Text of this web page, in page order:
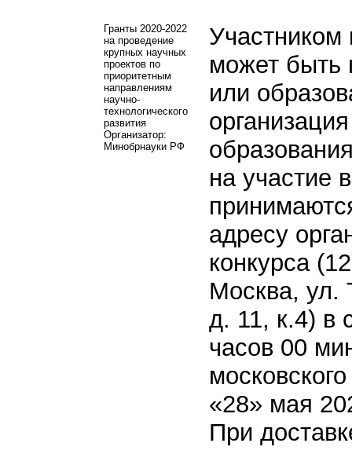
Гранты 2020-2022
на проведение
крупных научных
проектов по
приоритетным
направлениям
научно-
технологического
развития
Организатор:
Минобрнауки РФ
Участником
может быть
или
на участие
адресу
конкурса
Москва, ул.
д. 11, к.4) в
часов 00
«28» мая
При